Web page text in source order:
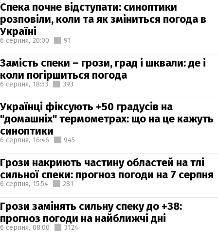
Спека почне відступати: синоптики
розповіли, коли та як зміниться погода в
Україні
6 серпня, 20:00 91
Замість спеки – грози, град і шквали: де і
коли погіршиться погода
6 серпня, 18:53 393
Українці фіксують +50 градусів на
"домашніх" термометрах: що на це кажуть
синоптики
6 серпня, 16:46 945
Грози накриють частину областей на тлі
сильної спеки: прогноз погоди на 7 серпня
6 серпня, 15:54 281
Грози замінять сильну спеку до +38:
прогноз погоди на найближчі дні
6 серпня, 08:00 3124